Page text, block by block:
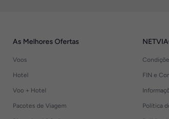
As Melhores Ofertas
Voos
Hotel
Voo + Hotel
Pacotes de Viagem
FIN e
Política